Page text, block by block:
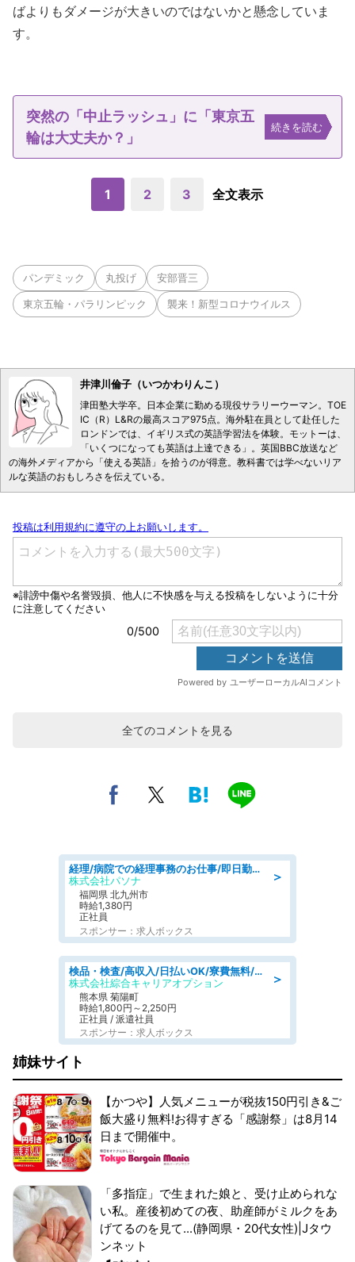
ばよりもダメージが大きいのではないかと懸念していま
す。
突然の「中止ラッシュ」に「東京五
輪は大丈夫か？」
続きを読む
1 2 3 全文表示
パンデミック 丸投げ 安部晋三
東京五輪・パラリンピック 襲来！新型コロナウイルス
井津川倫子（いつかわりんこ）
津田塾大学卒。日本企業に勤める現役サラリーウーマン。TOE
IC（R）L&Rの最高スコア975点。海外駐在員として赴任した
ロンドンでは、イギリス式の英語学習法を体験。モットーは、
「いくつになっても英語は上達できる」。英国BBC放送など
の海外メディアから「使える英語」を拾うのが得意。教科書では学べないリア
ルな英語のおもしろさを伝えている。
全てのコメントを見る
＞
経理/病院での経理事務のお仕事/即日勤務可/車通勤可/経理/一般事務
株式会社パソナ
福岡県 北九州市
時給1,380円
正社員
スポンサー：求人ボックス
＞
検品・検査/高収入/日払いOK/寮費無料/日勤/20・30・40代活躍中
株式会社綜合キャリアオプション
熊本県 菊陽町
時給1,800円～2,250円
正社員 / 派遣社員
スポンサー：求人ボックス
姉妹サイト
【かつや】人気メニューが税抜150円引き&ご
飯大盛り無料!お得すぎる「感謝祭」は8月14
日まで開催中。
「多指症」で生まれた娘と、受け止められな
い私。産後初めての夜、助産師がミルクをあ
げてるのを見て...(静岡県・20代女性)|Jタウ
ンネット